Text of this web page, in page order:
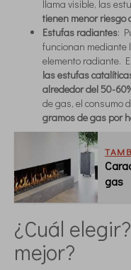
llama visible, las
tienen menor riesgo
Estufas radiantes:
funcionan mediante
elemento radiante.
las estufas
alrededor del 50-
de gas, el consumo
gramos de gas por
gas
¿Cuál
mejor?